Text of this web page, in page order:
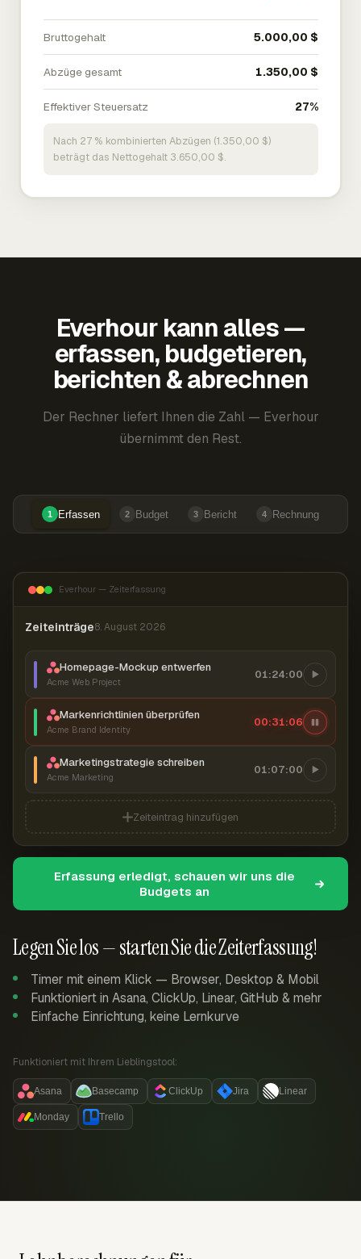
Bruttogehalt 5.000,00 $
Abzüge gesamt 1.350,00 $
Effektiver Steuersatz 27%
Nach 27 % kombinierten Abzügen (1.350,00 $)
beträgt das Nettogehalt 3.650,00 $.
Everhour kann alles —
erfassen, budgetieren,
berichten & abrechnen
Der Rechner liefert Ihnen die Zahl — Everhour
übernimmt den Rest.
1 Erfassen 2 Budget 3 Bericht 4 Rechnung
Legen Sie los — starten Sie die Zeiterfassung!
Timer mit einem Klick — Browser, Desktop & Mobil
Funktioniert in Asana, ClickUp, Linear, GitHub & mehr
Einfache Einrichtung, keine Lernkurve
Funktioniert mit Ihrem Lieblingstool:
Asana Basecamp ClickUp Jira Linear
Monday Trello
Everhour — Zeiterfassung
Zeiteinträge8. August 2026
Homepage-Mockup entwerfen
Acme Web Project
01:24:00
Markenrichtlinien überprüfen
Acme Brand Identity
00:31:07
Marketingstrategie schreiben
Acme Marketing
01:07:00
Zeiteintrag hinzufügen
Erfassung erledigt, schauen wir uns die
Budgets an